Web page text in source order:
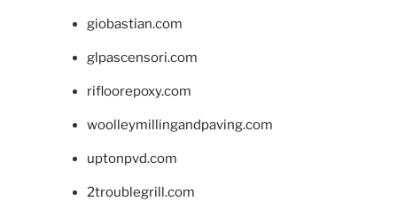
giobastian.com
glpascensori.com
rifloorepoxy.com
woolleymillingandpaving.com
uptonpvd.com
2troublegrill.com